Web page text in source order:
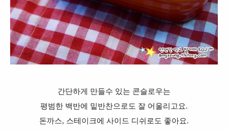
간단하게 만들수 있는 콘슬로우는
평범한 백반에 밑반찬으로도 잘 어울리고요.
돈까스, 스테이크에 사이드 디쉬로도 좋아요.